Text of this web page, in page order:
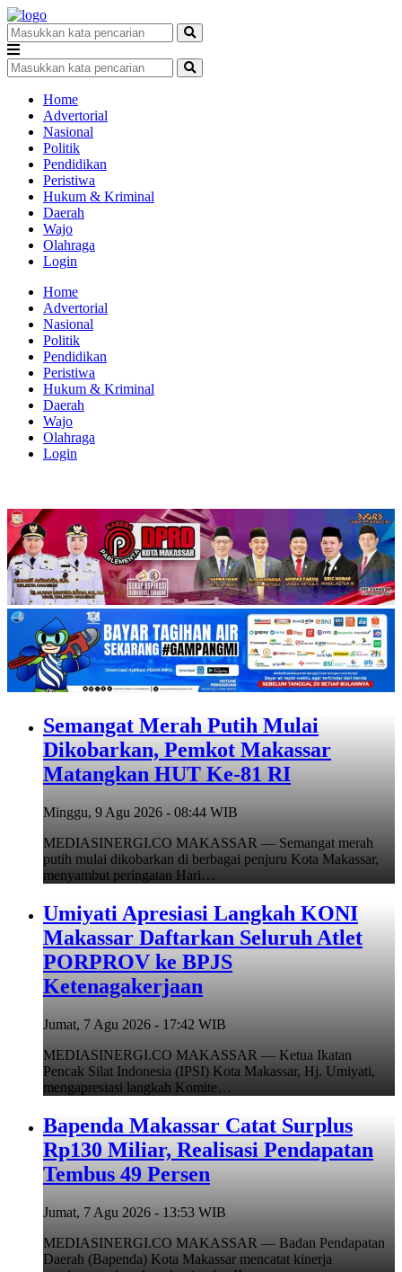
Home
Advertorial
Nasional
Politik
Pendidikan
Peristiwa
Hukum & Kriminal
Daerah
Wajo
Olahraga
Login
Home
Advertorial
Nasional
Politik
Pendidikan
Peristiwa
Hukum & Kriminal
Daerah
Wajo
Olahraga
Login
Semangat Merah Putih Mulai
Dikobarkan, Pemkot Makassar
Matangkan HUT Ke-81 RI
Minggu, 9 Agu 2026 - 08:44 WIB
MEDIASINERGI.CO MAKASSAR — Semangat merah
putih mulai dikobarkan di berbagai penjuru Kota Makassar,
menyambut peringatan Hari…
Umiyati Apresiasi Langkah KONI
Makassar Daftarkan Seluruh Atlet
PORPROV ke BPJS
Ketenagakerjaan
Jumat, 7 Agu 2026 - 17:42 WIB
MEDIASINERGI.CO MAKASSAR — Ketua Ikatan
Pencak Silat Indonesia (IPSI) Kota Makassar, Hj. Umiyati,
mengapresiasi langkah Komite…
Bapenda Makassar Catat Surplus
Rp130 Miliar, Realisasi Pendapatan
Tembus 49 Persen
Jumat, 7 Agu 2026 - 13:53 WIB
MEDIASINERGI.CO MAKASSAR — Badan Pendapatan
Daerah (Bapenda) Kota Makassar mencatat kinerja